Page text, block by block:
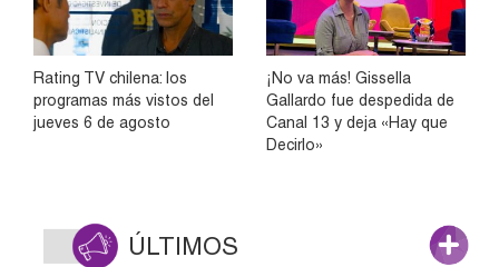
Rating TV chilena: los
programas más vistos del
jueves 6 de agosto
¡No va más! Gissella
Gallardo fue despedida de
Canal 13 y deja «Hay que
Decirlo»
ÚLTIMOS